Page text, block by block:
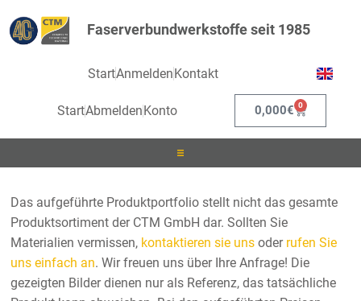
Faserverbundwerkstoffe seit 1985
StartAnmeldenKontakt
StartAbmelden Konto 0,000€ 0
Kleben
Das aufgeführte Produktportfolio stellt nicht das gesamte
Produktsortiment der CTM GmbH dar. Sollten Sie
Materialien vermissen, kontaktieren sie uns oder rufen Sie
uns einfach an. Wir freuen uns über Ihre Anfrage! Die
gezeigten Bilder dienen nur als Referenz, das tatsächliche